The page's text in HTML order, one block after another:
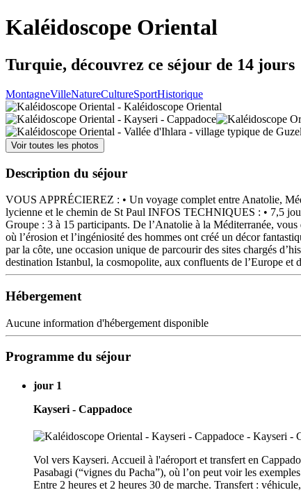
Kaléidoscope Oriental
Turquie, découvrez ce séjour de 14 jours
MontagneVilleNatureCultureSportHistorique
Voir toutes les photos
Description du séjour
VOUS APPRÉCIEREZ : • Un voyage complet entre Anatolie,
lycienne et le chemin de St Paul INFOS TECHNIQUES : • 7,5
Groupe : 3 à 15 participants. De l’Anatolie à la Méditerranée,
où l’érosion et l’ingéniosité des hommes ont créé un décor
par la côte, une occasion unique de parcourir des sites chargés
destination Istanbul, la cosmopolite, aux confluents de l’Europe et
Hébergement
Aucune information d'hébergement disponible
Programme du séjour
jour 1
Kayseri - Cappadoce
Vol vers Kayseri. Accueil à l'aéroport et transfert en
Pasabagi (“vignes du Pacha”), où l’on peut voir les
Entre 2 heures et 2 heures 30 de marche. Transfert :